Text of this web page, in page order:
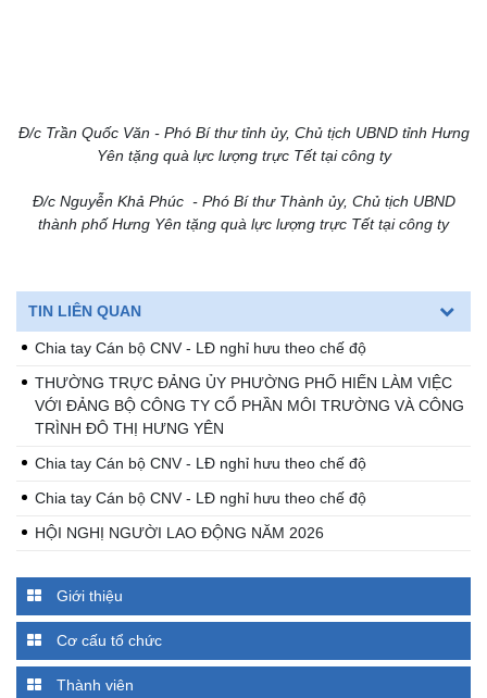
Giới thiệu
Cơ cấu tổ chức
Thành viên
Đ/c Trần Quốc Văn - Phó Bí thư tỉnh ủy, Chủ tịch UBND tỉnh Hưng
Yên tặng quà lực lượng trực Tết tại công ty
Đ/c Nguyễn Khả Phúc - Phó Bí thư Thành ủy, Chủ tịch UBND
thành phố Hưng Yên tặng quà lực lượng trực Tết tại công ty
TIN LIÊN QUAN
Chia tay Cán bộ CNV - LĐ nghỉ hưu theo chế độ
THƯỜNG TRỰC ĐẢNG ỦY PHƯỜNG PHỐ HIẾN LÀM VIỆC
VỚI ĐẢNG BỘ CÔNG TY CỔ PHẦN MÔI TRƯỜNG VÀ CÔNG
TRÌNH ĐÔ THỊ HƯNG YÊN
Chia tay Cán bộ CNV - LĐ nghỉ hưu theo chế độ
Chia tay Cán bộ CNV - LĐ nghỉ hưu theo chế độ
HỘI NGHỊ NGƯỜI LAO ĐỘNG NĂM 2026